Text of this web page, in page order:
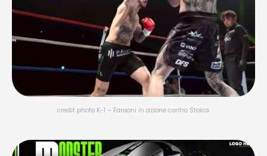
credit photo K-1 – Faraoni in azione contro Stoica.